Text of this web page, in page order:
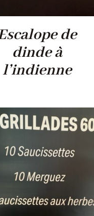
de
dinde à
l’indienne